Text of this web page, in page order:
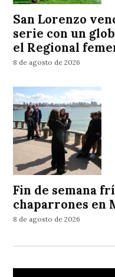
San Lorenzo
serie con un
el Regional
8 de agosto de 2026
Fin de semana
chaparrones en
8 de agosto de 2026